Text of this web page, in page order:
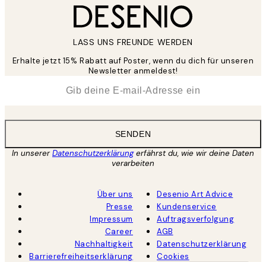
LASS UNS FREUNDE WERDEN
Erhalte jetzt 15% Rabatt auf Poster, wenn du dich für unseren
Newsletter anmeldest!
SENDEN
In unsererDatenschutzerklärungerfährst du, wie wir deine Daten
verarbeiten
Über uns
Presse
Impressum
Career
Nachhaltigkeit
Barrierefreiheitserklärung
Desenio Art Advice
Kundenservice
Auftragsverfolgung
AGB
Datenschutzerklärung
Cookies